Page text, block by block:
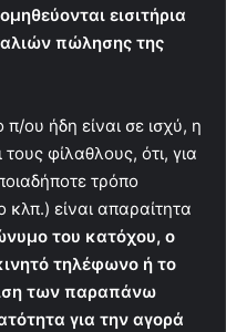
εισιτήρια
πώλησης της
ου ήδη είναι σε ισχύ, η
φίλαθλους, ότι, για
τρόπο
είναι απαραίτητα
του κατόχου, ο
τηλέφωνο ή το
των παραπάνω
για την αγορά